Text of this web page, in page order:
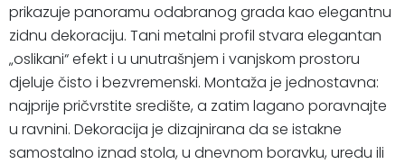
prikazuje panoramu odabranog grada kao elegantnu
zidnu dekoraciju. Tani metalni profil stvara elegantan
„oslikani“ efekt i u unutrašnjem i vanjskom prostoru
djeluje čisto i bezvremenski. Montaža je jednostavna:
najprije pričvrstite središte, a zatim lagano poravnajte
u ravnini. Dekoracija je dizajnirana da se istakne
samostalno iznad stola, u dnevnom boravku, uredu ili